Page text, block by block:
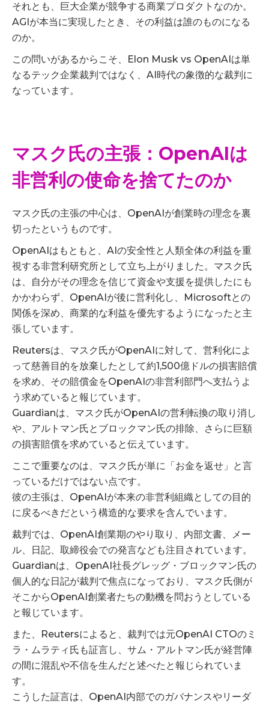
それとも、巨大企業が競争する商業プロダクトなのか。
AGIが本当に実現したとき、その利益は誰のものになる
のか。
この問いがあるからこそ、Elon Musk vs OpenAIは単
なるテック企業裁判ではなく、AI時代の象徴的な裁判に
なっています。
マスク氏の主張：OpenAIは
非営利の使命を捨てたのか
マスク氏の主張の中心は、OpenAIが創業時の理念を裏
切ったというものです。
OpenAIはもともと、AIの安全性と人類全体の利益を重
視する非営利研究所として立ち上がりました。マスク氏
は、自分がその理念を信じて資金や支援を提供したにも
かかわらず、OpenAIが後に営利化し、Microsoftとの
関係を深め、商業的な利益を優先するようになったと主
張しています。
Reutersは、マスク氏がOpenAIに対して、営利化によ
って慈善目的を放棄したとして約1,500億ドルの損害賠償
を求め、その賠償金をOpenAIの非営利部門へ支払うよ
う求めていると報じています。
Guardianは、マスク氏がOpenAIの営利転換の取り消し
や、アルトマン氏とブロックマン氏の排除、さらに巨額
の損害賠償を求めていると伝えています。
ここで重要なのは、マスク氏が単に「お金を返せ」と言
っているだけではない点です。
彼の主張は、OpenAIが本来の非営利組織としての目的
に戻るべきだという構造的な要求を含んでいます。
裁判では、OpenAI創業期のやり取り、内部文書、メー
ル、日記、取締役会での発言なども注目されています。
Guardianは、OpenAI社長グレッグ・ブロックマン氏の
個人的な日記が裁判で焦点になっており、マスク氏側が
そこからOpenAI創業者たちの動機を問おうとしている
と報じています。
また、Reutersによると、裁判では元OpenAI CTOのミ
ラ・ムラティ氏も証言し、サム・アルトマン氏が経営陣
の間に混乱や不信を生んだと述べたと報じられていま
す。
こうした証言は、OpenAI内部でのガバナンスやリーダ